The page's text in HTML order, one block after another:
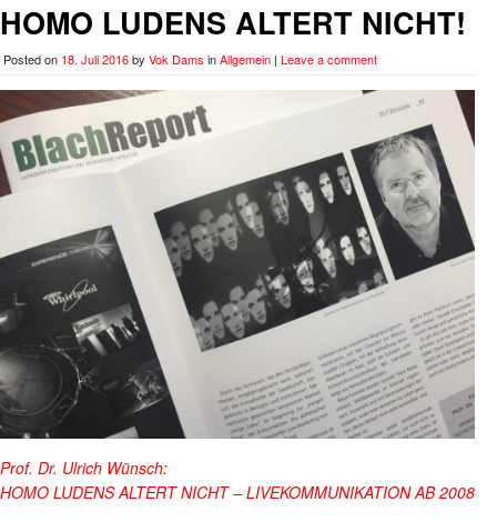
HOMO LUDENS ALTERT NICHT!
Posted on 18. Juli 2016by Vok Dams inAllgemein | Leave a comment
Prof. Dr. Ulrich Wünsch:
HOMO LUDENS ALTERT NICHT – LIVEKOMMUNIKATION AB 2008